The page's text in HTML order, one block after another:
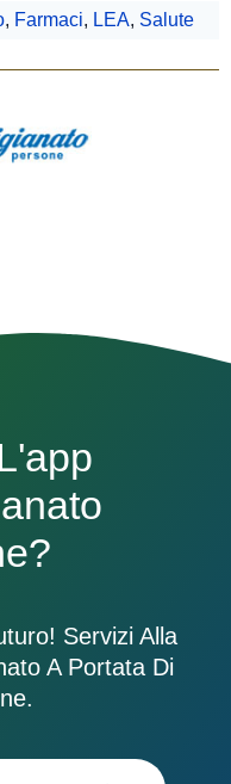
, Farmaci, LEA, Salute
Servizi Alla
A Portata Di